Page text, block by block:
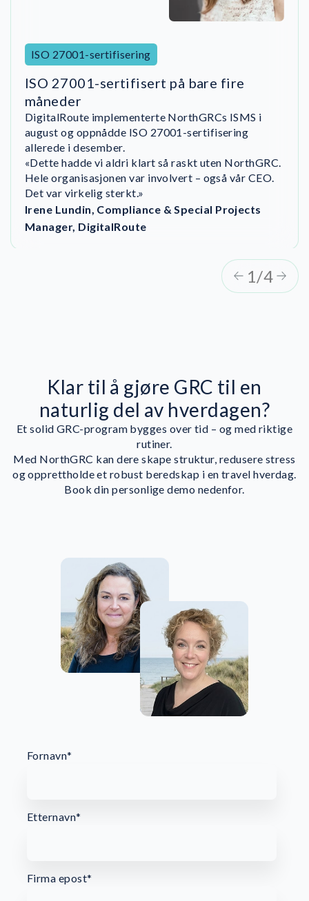
ISO 27001-sertifisering
ISO 27001-sertifisert på bare fire
måneder
DigitalRoute implementerte NorthGRCs ISMS i
august og oppnådde ISO 27001-sertifisering
allerede i desember.
«Dette hadde vi aldri klart så raskt uten NorthGRC.
Hele organisasjonen var involvert – også vår CEO.
Det var virkelig sterkt.»
Irene Lundin, Compliance & Special Projects
Manager, DigitalRoute
Viborg Varme brukte NorthGRC til å strukturere
NIS2-arbeidet ved å samle opplæring, maler og
implementering i én sammenhengende prosess.
«Det er langt enklere å forstå NIS2-kravene og
komme i gang med arbeidet med NorthGRC. Vi får
opplæring, maler og en tydelig
implementeringsplan – samtidig som vi kan holde
fullt fokus på kjernevirksomheten.»
Nobly gikk fra innledende compliance-erklæringer
til et strukturert oppsett for løpende arbeid med
compliance i NorthGRC.
1/4
Klar til å gjøre GRC til en
naturlig del av hverdagen?
Et solid GRC-program bygges over tid – og med riktige
rutiner.
Med NorthGRC kan dere skape struktur, redusere stress
og opprettholde et robust beredskap i en travel hverdag.
Book din personlige demo nedenfor.
Fornavn*
Etternavn*
Firma epost*